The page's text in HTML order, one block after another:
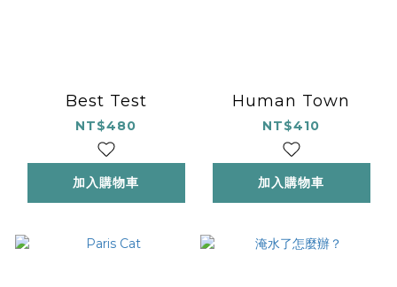
Best Test
NT$480
加入購物車
Human Town
NT$410
加入購物車